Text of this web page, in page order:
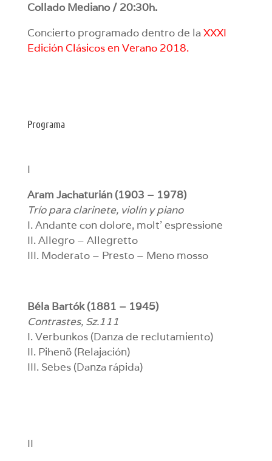
Collado Mediano / 20:30h.
Concierto programado dentro de laXXXI
Edición Clásicos en Verano 2018.
Programa
I
Aram Jachaturián (1903 – 1978)
Trío para clarinete, violín y piano
I. Andante con dolore, molt’ espressione
II. Allegro – Allegretto
III. Moderato – Presto – Meno mosso
Béla Bartók (1881 – 1945)
Contrastes, Sz.111
I. Verbunkos (Danza de reclutamiento)
II. Pihenö (Relajación)
III. Sebes (Danza rápida)
II